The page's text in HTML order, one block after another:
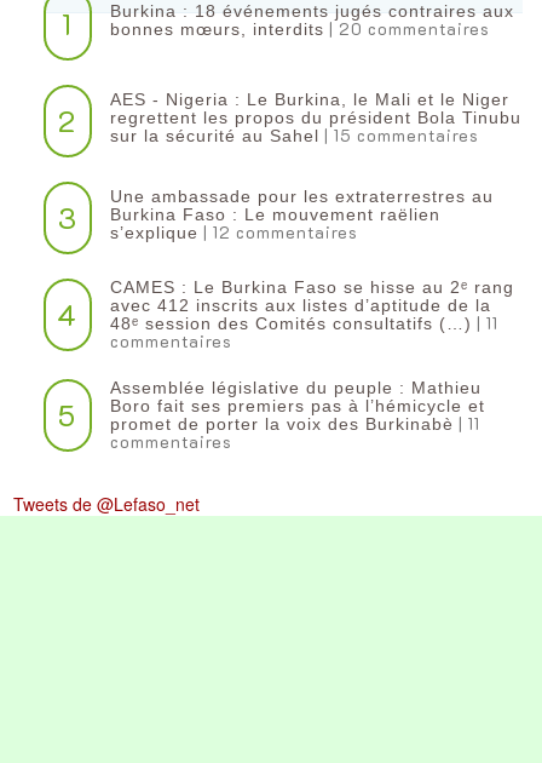
1
Burkina : 18 événements jugés contraires aux
bonnes mœurs, interdits | 20 commentaires
2
AES - Nigeria : Le Burkina, le Mali et le Niger
regrettent les propos du président Bola Tinubu
sur la sécurité au Sahel | 15 commentaires
3
Une ambassade pour les extraterrestres au
Burkina Faso : Le mouvement raëlien
s’explique | 12 commentaires
4
CAMES : Le Burkina Faso se hisse au 2ᵉ rang
avec 412 inscrits aux listes d’aptitude de la
48ᵉ session des Comités consultatifs (…) | 11
commentaires
5
Assemblée législative du peuple : Mathieu
Boro fait ses premiers pas à l’hémicycle et
promet de porter la voix des Burkinabè | 11
commentaires
Tweets de @Lefaso_net